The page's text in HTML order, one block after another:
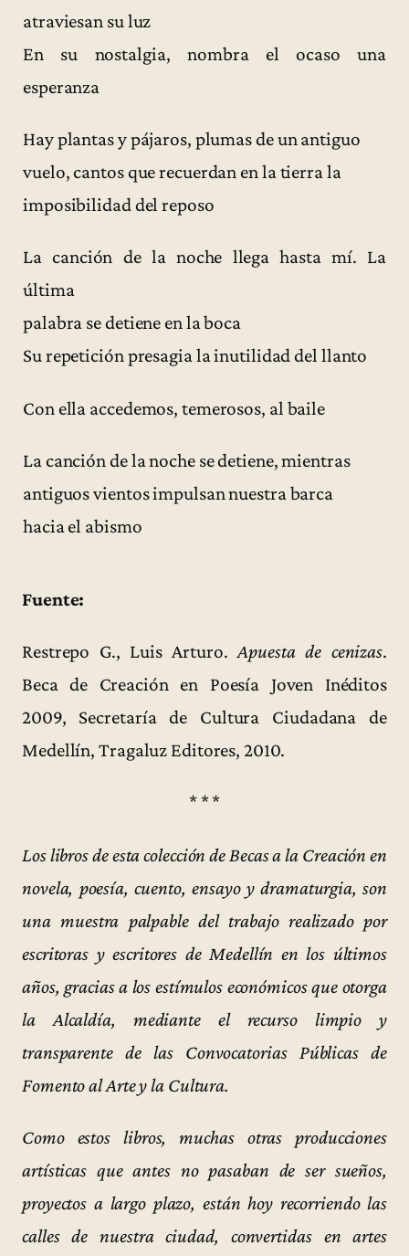
atraviesan su luz
En su nostalgia, nombra el ocaso una
esperanza
Hay plantas y pájaros, plumas de un antiguo
vuelo, cantos que recuerdan en la tierra la
imposibilidad del reposo
La canción de la noche llega hasta mí. La
última
palabra se detiene en la boca
Su repetición presagia la inutilidad del llanto
Con ella accedemos, temerosos, al baile
La canción de la noche se detiene, mientras
antiguos vientos impulsan nuestra barca
hacia el abismo
Fuente:
Restrepo G., Luis Arturo.Apuesta de cenizas.
Beca de Creación en Poesía Joven Inéditos
2009, Secretaría de Cultura Ciudadana de
Medellín, Tragaluz Editores, 2010.
* * *
Los libros de esta colección de Becas a la Creación en
novela, poesía, cuento, ensayo y dramaturgia, son
una muestra palpable del trabajo realizado por
escritoras y escritores de Medellín en los últimos
años, gracias a los estímulos económicos que otorga
la Alcaldía, mediante el recurso limpio y
transparente de las Convocatorias Públicas de
Fomento al Arte y la Cultura.
Como estos libros, muchas otras producciones
artísticas que antes no pasaban de ser sueños,
proyectos a largo plazo, están hoy recorriendo las
calles de nuestra ciudad, convertidas en artes